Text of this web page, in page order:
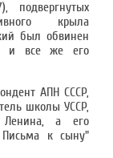
подвергнутых
крыла
был обвинен
и все же его
АПН СССР,
школы УССР,
а его
к сыну"